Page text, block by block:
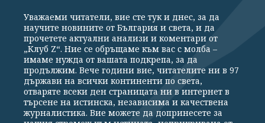
Общи условия
Политика за поверителност
Реклама
Партньори Контакти
За Клуб Z
Екип
Подкрепете ни
Уважаеми читатели, вие сте тук и днес, за да
научите новините от България и света, и да
прочетете актуални анализи и коментари от
„Клуб Z“. Ние се обръщаме към вас с молба –
имаме нужда от вашата подкрепа, за да
продължим. Вече години вие, читателите ни в 97
държави на всички континенти по света,
отваряте всеки ден страницата ни в интернет в
търсене на истинска, независима и качествена
журналистика. Вие можете да допринесете за